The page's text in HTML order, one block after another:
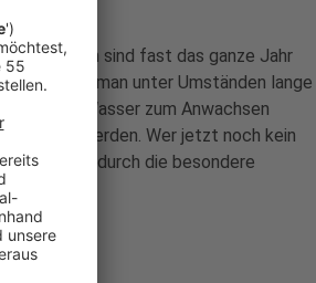
sind fast das ganze Jahr
kann man unter Umständen lange
Wasser zum Anwachsen
anlegt werden. Wer jetzt noch kein
Vorteile durch die besondere